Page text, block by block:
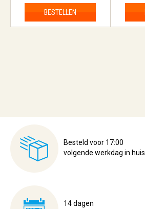
BESTELLEN
Besteld voor 17:00
volgende werkdag in huis
14 dagen